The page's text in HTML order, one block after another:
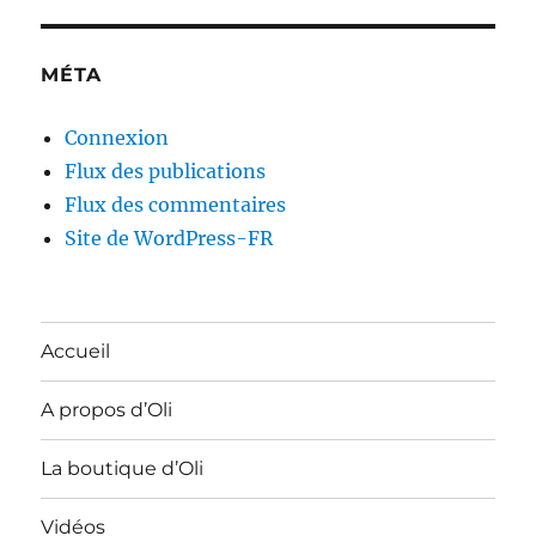
MÉTA
Connexion
Flux des publications
Flux des commentaires
Site de WordPress-FR
Accueil
A propos d’Oli
La boutique d’Oli
Vidéos